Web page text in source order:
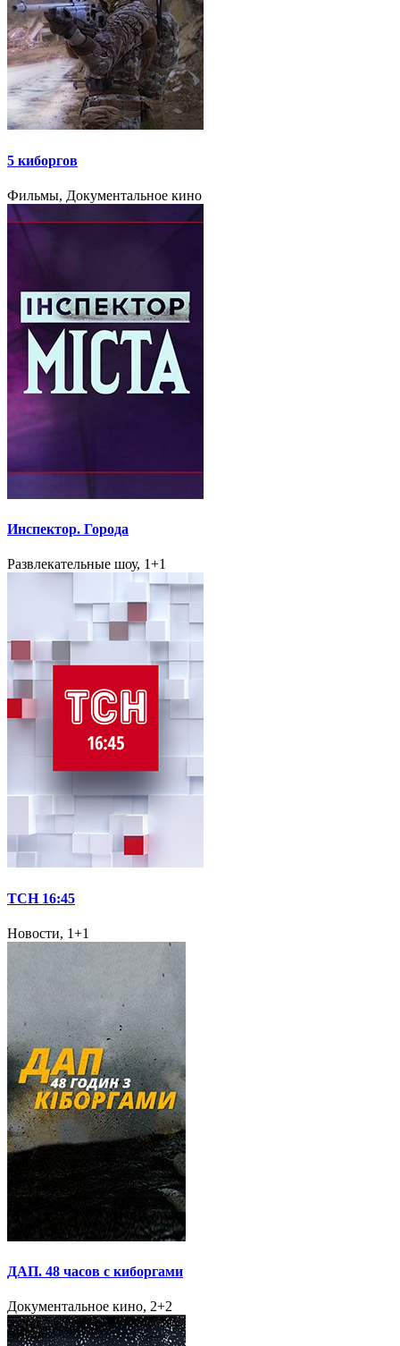
5 киборгов
Фильмы, Документальное кино
Инспектор. Города
Развлекательные шоу, 1+1
ТСН 16:45
Новости, 1+1
ДАП. 48 часов с киборгами
Документальное кино, 2+2